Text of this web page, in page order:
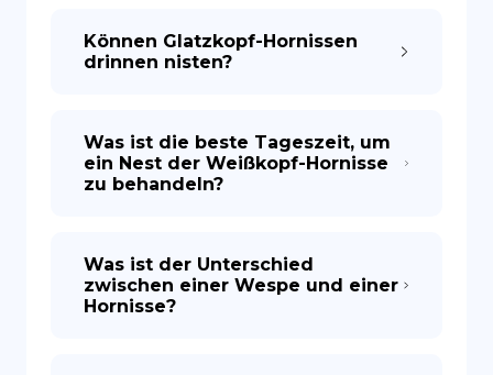
Können Glatzkopf-Hornissen
drinnen nisten?
Was ist die beste Tageszeit, um
ein Nest der Weißkopf-Hornisse
zu behandeln?
Was ist der Unterschied
zwischen einer Wespe und einer
Hornisse?